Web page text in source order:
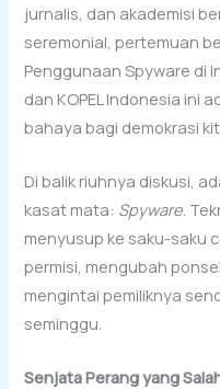
jurnalis, dan akademisi
seremonial, pertemuan
Penggunaan Spyware di
dan KOPEL Indonesia ini
bahaya bagi demokrasi
Di balik riuhnya diskusi,
kasat mata: Spyware .
menyusup ke saku-saku
permisi, mengubah
mengintai pemiliknya
seminggu.
Senjata Perang yang